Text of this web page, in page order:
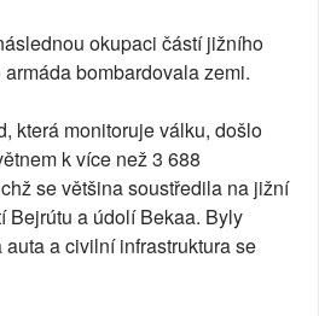
okupaci částí jižního
bombardovala zemi.
která monitoruje válku, došlo
k více než 3 688
se většina soustředila na jižní
Bejrútu a údolí Bekaa. Byly
a civilní infrastruktura se